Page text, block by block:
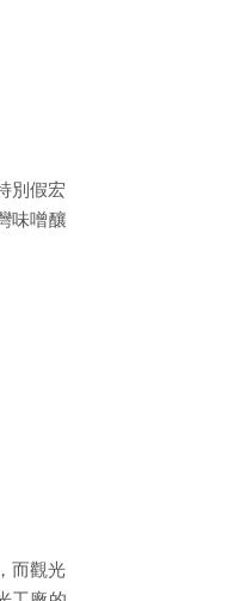
別假宏
味噌釀
而觀光